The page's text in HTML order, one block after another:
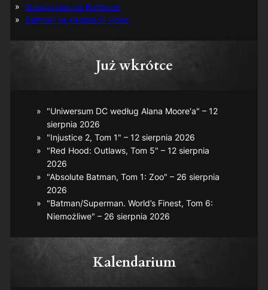
Nawiązania do Batmana
Batman na kasetach video
Już wkrótce
"Uniwersum DC według Alana Moore'a" – 12
sierpnia 2026
"Injustice 2, Tom 1" – 12 sierpnia 2026
"Red Hood: Outlaws, Tom 5" – 12 sierpnia
2026
"Absolute Batman, Tom 1: Zoo" – 26 sierpnia
2026
"Batman/Superman. World’s Finest, Tom 6:
Niemożliwe" – 26 sierpnia 2026
Kalendarium